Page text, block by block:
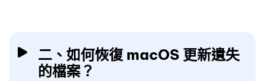
二、如何恢復 macOS 更新遺失
的檔案？